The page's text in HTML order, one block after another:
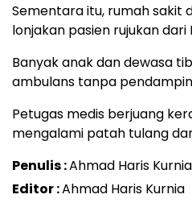
Sementara itu, rumah sakit
lonjakan pasien rujukan dari
Banyak anak dan dewasa
ambulans tanpa
Petugas medis berjuang
mengalami patah tulang
Penulis :Ahmad Haris Kurnia
Editor :Ahmad Haris Kurnia